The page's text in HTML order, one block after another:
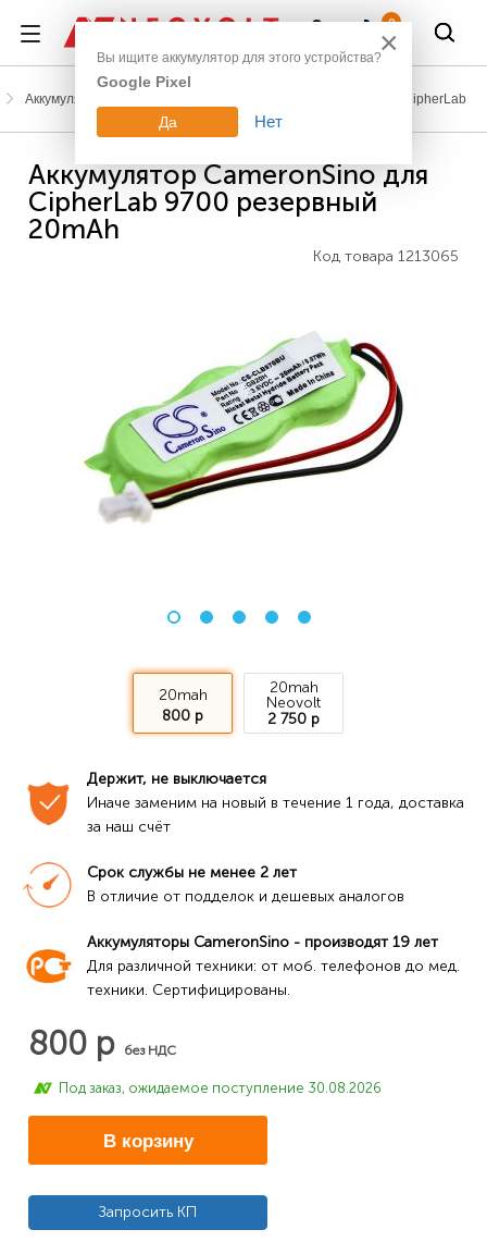
0
Аккумуляторы для сканеров штрих-кодов и терминалов CipherLab
Аккумулятор CameronSino для
CipherLab 9700 резервный
20mAh
Код товара 1213065
20mah
800 р
20mah
Neovolt
2 750 р
Держит, не выключается
Иначе заменим на новый в течение 1 года, доставка
за наш счёт
Срок службы не менее 2 лет
В отличие от подделок и дешевых аналогов
Аккумуляторы CameronSino - производят 19 лет
Для различной техники: от моб. телефонов до мед.
техники. Сертифицированы.
800 р без НДС
Под заказ, ожидаемое поступление 30.08.2026
В корзину
Запросить КП
×
Вы ищите аккумулятор для этого устройства?
Google Pixel
Да Нет